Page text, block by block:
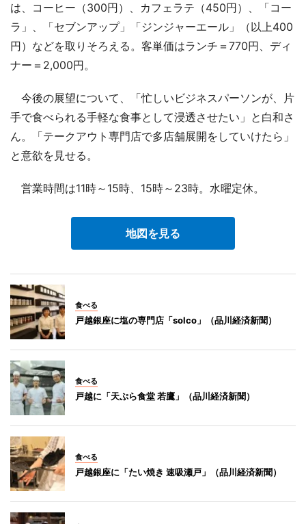
は、コーヒー（300円）、カフェラテ（450円）、「コー
ラ」、「セブンアップ」「ジンジャーエール」（以上400
円）などを取りそろえる。客単価はランチ＝770円、ディ
ナー＝2,000円。
今後の展望について、「忙しいビジネスパーソンが、片
手で食べられる手軽な食事として浸透させたい」と白和さ
ん。「テークアウト専門店で多店舗展開をしていけたら」
と意欲を見せる。
営業時間は11時～15時、15時～23時。水曜定休。
地図を見る
食べる
戸越銀座に塩の専門店「solco」（品川経済新聞）
食べる
戸越に「天ぷら食堂 若鷹」（品川経済新聞）
食べる
戸越銀座に「たい焼き 速吸瀬戸」（品川経済新聞）